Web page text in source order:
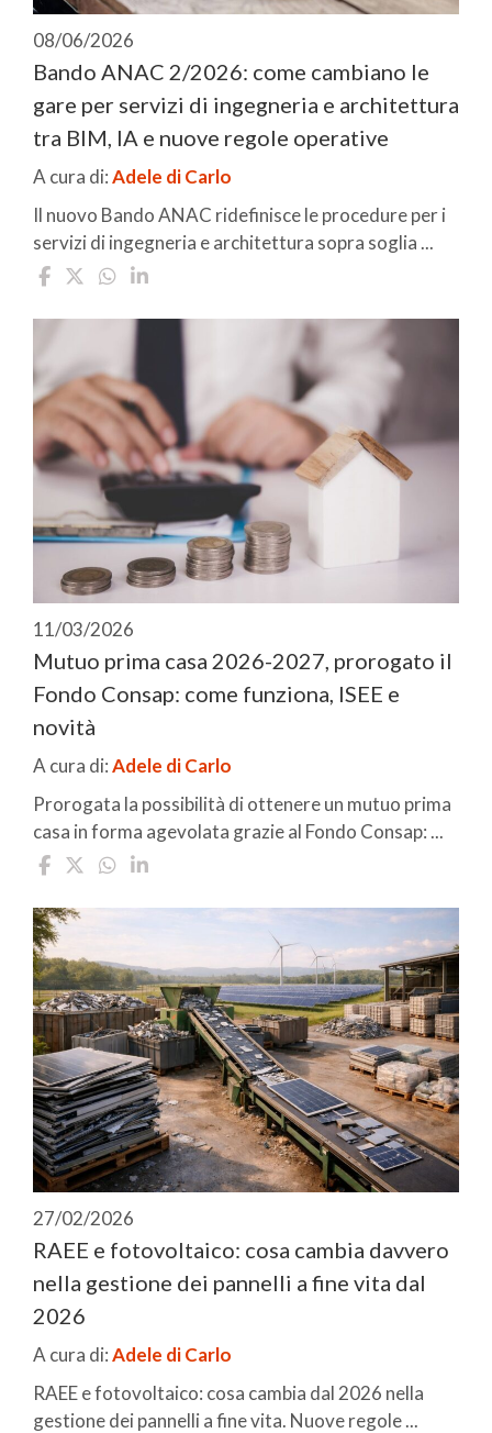
08/06/2026
Bando ANAC 2/2026: come cambiano le
gare per servizi di ingegneria e architettura
tra BIM, IA e nuove regole operative
A cura di:Adele di Carlo
Il nuovo Bando ANAC ridefinisce le procedure per i
servizi di ingegneria e architettura sopra soglia ...
11/03/2026
Mutuo prima casa 2026-2027, prorogato il
Fondo Consap: come funziona, ISEE e
novità
A cura di:Adele di Carlo
Prorogata la possibilità di ottenere un mutuo prima
casa in forma agevolata grazie al Fondo Consap: ...
27/02/2026
RAEE e fotovoltaico: cosa cambia davvero
nella gestione dei pannelli a fine vita dal
2026
A cura di:Adele di Carlo
RAEE e fotovoltaico: cosa cambia dal 2026 nella
gestione dei pannelli a fine vita. Nuove regole ...